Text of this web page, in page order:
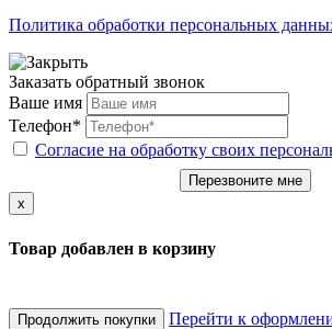
Политика обработки персональных
Заказать обратный звонок
Ваше имя
Телефон*
Согласие на обработку своих
Перезвоните мне
x
Товар добавлен в корзину
Продолжить покупки
Перейти к